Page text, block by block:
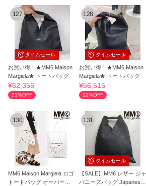
タイムセール
127
お買い得！★MM6 Maison
Margiela★ トートバッグ
¥62,356
21%OFF
タイムセール
128
お買い得！★MM6 Maison
Margiela★ トートバッグ
¥56,515
12%OFF
130
MM6 Maison Margiela ロゴ
トートバッグ オーバーサ
タイムセール
131
【SALE】MM6 レザー ジャ
パニーズバッグ Japanese